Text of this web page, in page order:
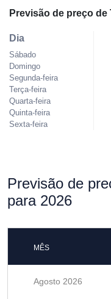
Previsão de preço
Dia
Sábado
Domingo
Segunda-feira
Terça-feira
Quarta-feira
Quinta-feira
Sexta-feira
Previsão de
para 2026
MÊS
Agosto 2026